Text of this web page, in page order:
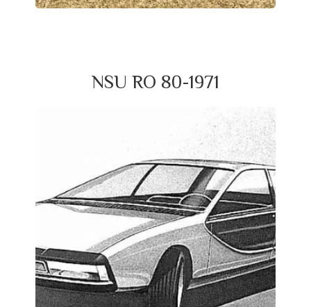
NSU RO 80-1971